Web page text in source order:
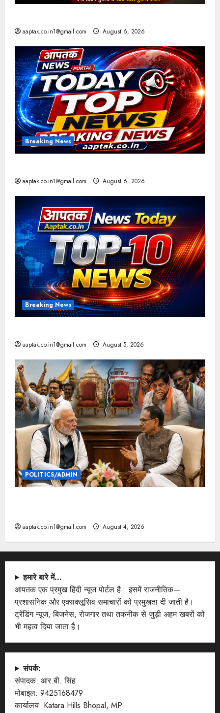
aaptak.co.in1@gmail.com August 6, 2026
Breaking News
aaptak.co.in1@gmail.com August 6, 2026
Breaking News
aaptak.co.in1@gmail.com August 5, 2026
POLITICS/ADMIN
aaptak.co.in1@gmail.com August 4, 2026
हमारे बारे में…
आपतक एक प्रमुख हिंदी न्यूज पोर्टल है। इसमें राजनीतिक—
प्रशासनिक और एक्सक्लूसिव समाचारों को प्रमुखता दी जाती है।
ट्रेंडिंग न्यूज, बिजनेस, रोजगार तथा तकनीक से जुड़ी अहम खबरों को
भी महत्व दिया जाता है।
संपर्क:
संपादक: आर.बी. सिंह
मोबाइल: 9425168479
कार्यालय: Katara Hills Bhopal, MP